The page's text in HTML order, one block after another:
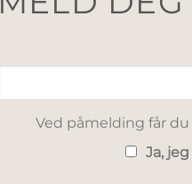
Ved påmelding får
Ja,